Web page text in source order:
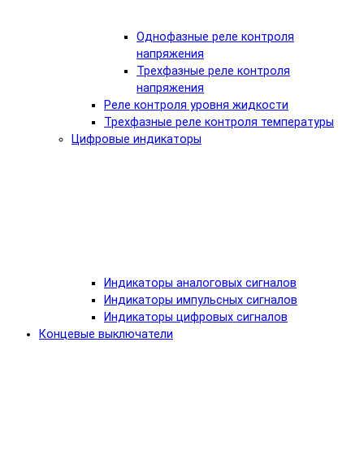
Однофазные реле контроля
напряжения
Трехфазные реле контроля
напряжения
Реле контроля уровня жидкости
Трехфазные реле контроля температуры
Цифровые индикаторы
Индикаторы аналоговых сигналов
Индикаторы импульсных сигналов
Индикаторы цифровых сигналов
Концевые выключатели